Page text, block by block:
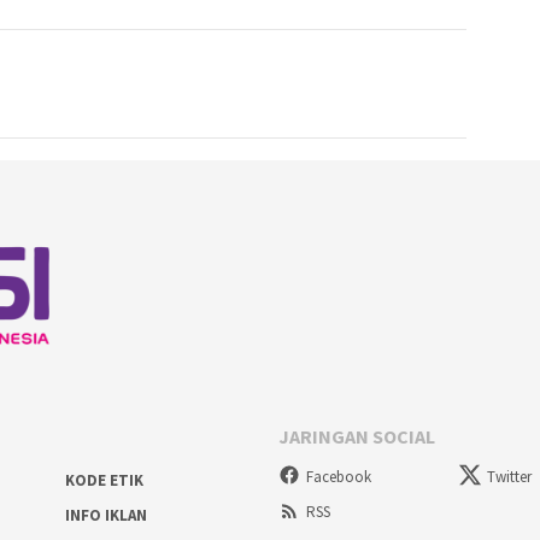
KODE ETIK
INFO IKLAN
JARINGAN SOCIAL
Facebook
Twitter
RSS